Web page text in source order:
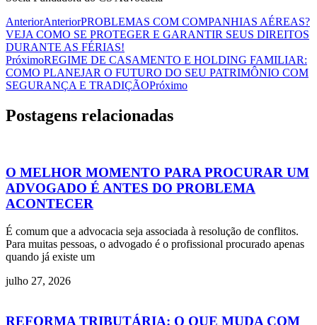
AnteriorAnteriorPROBLEMAS COM COMPANHIAS AÉREAS?
VEJA COMO SE PROTEGER E GARANTIR SEUS DIREITOS
DURANTE AS FÉRIAS!
PróximoREGIME DE CASAMENTO E HOLDING FAMILIAR:
COMO PLANEJAR O FUTURO DO SEU PATRIMÔNIO COM
SEGURANÇA E TRADIÇÃOPróximo
Postagens relacionadas
O MELHOR MOMENTO PARA PROCURAR UM
ADVOGADO É ANTES DO PROBLEMA
ACONTECER
É comum que a advocacia seja associada à resolução de conflitos.
Para muitas pessoas, o advogado é o profissional procurado apenas
quando já existe um
julho 27, 2026
REFORMA TRIBUTÁRIA: O QUE MUDA COM